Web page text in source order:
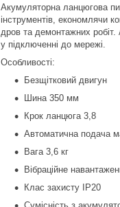
Акумуляторна ланцюгова
інструментів, економлячи
дров та демонтажних робіт.
у підключенні до мережі.
Особливості:
Безщітковий двигун
Шина 350 мм
Крок ланцюга 3,8
Автоматична подача
Вага 3,6 кг
Вібраційне
Клас захисту IP20